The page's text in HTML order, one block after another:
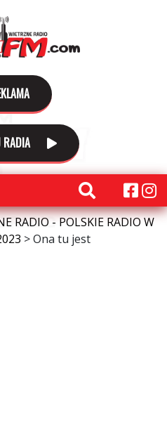
RADIA
RADIO - POLSKIE RADIO W
>Ona tu jest